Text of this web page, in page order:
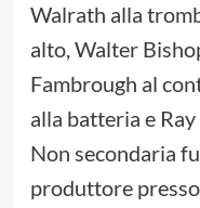
Walrath alla
alto, Walter
Fambrough al
alla batteria e
Non secondaria
produttore presso